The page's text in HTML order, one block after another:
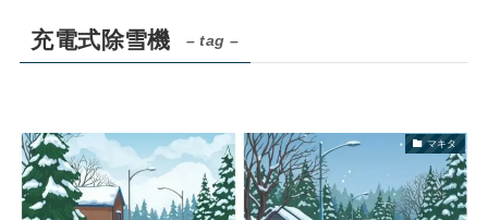
充電式除雪機 – tag –
マキタ